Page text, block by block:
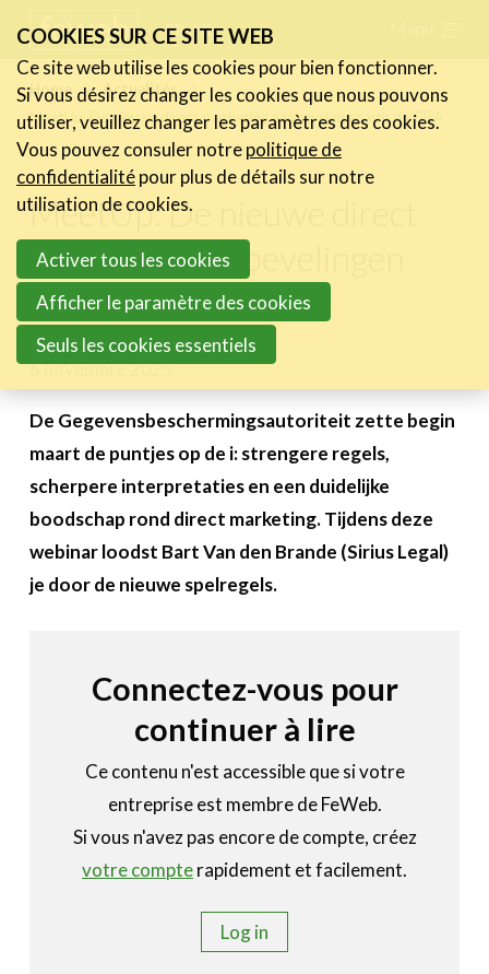
links
Jump
to
navigation
Jump
main
content
FR NL
Home
Actualités
MeetUp: De nieuwe direct marketing aanbevelingen van de GBA
MeetUp: De nieuwe direct
marketing aanbevelingen
van de GBA
6 novembre 2025
De Gegevensbeschermingsautoriteit zette begin
maart de puntjes op de i: strengere regels,
scherpere interpretaties en een duidelijke
boodschap rond direct marketing. Tijdens deze
webinar loodst Bart Van den Brande (Sirius Legal)
je door de nieuwe spelregels.
Connectez-vous pour
continuer à lire
Ce contenu n'est accessible que si votre
entreprise est membre de FeWeb.
Si vous n'avez pas encore de compte, créez
votre compterapidement et facilement.
Log in
Actualités
Les nouvelles du secteur
Les FeWeb Vidéos
Les Cases des membres
Activités
Cases Gallery
Le Toolbox
Annuaire prestataires
Become a member
COOKIES SUR CE SITE WEB
Ce site web utilise les cookies pour bien fonctionner.
Si vous désirez changer les cookies que nous pouvons
utiliser, veuillez changer les paramètres des cookies.
Vous pouvez consuler notrepolitique de
confidentialitépour plus de détails sur notre
utilisation de cookies.
Activer tous les cookies
Afficher le paramètre des cookies
Seuls les cookies essentiels